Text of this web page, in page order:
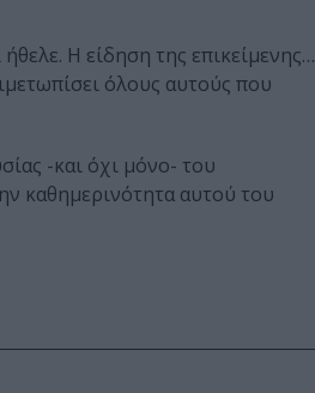
Η είδηση της επικείμενης…
όλους αυτούς που
-και όχι μόνο- του
καθημερινότητα αυτού του